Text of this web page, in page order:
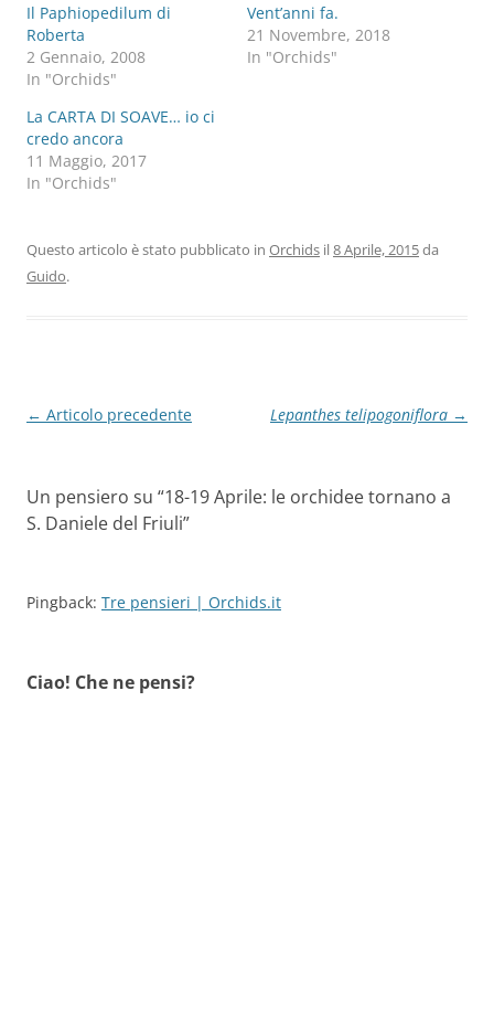
Il Paphiopedilum di
Roberta
2 Gennaio, 2008
In "Orchids"
Vent’anni fa.
21 Novembre, 2018
In "Orchids"
La CARTA DI SOAVE… io ci
credo ancora
11 Maggio, 2017
In "Orchids"
Questo articolo è stato pubblicato in Orchids il8 Aprile, 2015da
Guido.
Navigazione
← Articolo precedente Lepanthes telipogoniflora →
Un pensiero su “18-19 Aprile: le orchidee tornano a
S. Daniele del Friuli”
Pingback: Tre pensieri | Orchids.it
Ciao! Che ne pensi?